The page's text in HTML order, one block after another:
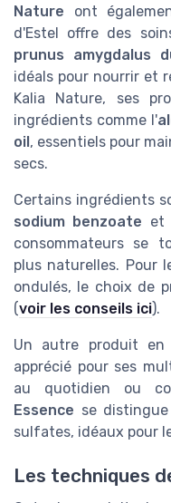
Nature ont
d'Estel offre des
prunus amygdalus
idéals pour nourrir et
Kalia Nature, ses
ingrédients comme l'
oil, essentiels pour
secs.
Certains ingrédients
sodium benzoate et
consommateurs se
plus naturelles. Pour
ondulés, le choix de
(voir les conseils ici).
Un autre produit
apprécié pour ses
au quotidien ou
Essence se
sulfates, idéaux pour
Les techniques